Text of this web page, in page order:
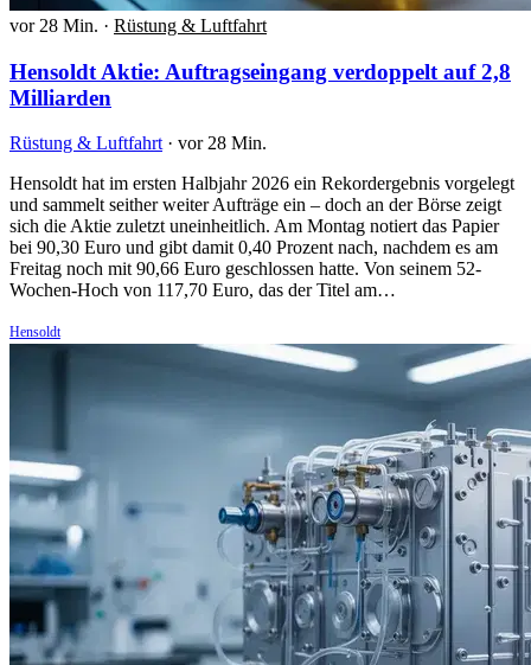
vor 28 Min. · Rüstung & Luftfahrt
Hensoldt Aktie: Auftragseingang verdoppelt auf 2,8
Milliarden
Rüstung & Luftfahrt · vor 28 Min.
Hensoldt hat im ersten Halbjahr 2026 ein Rekordergebnis vorgelegt
und sammelt seither weiter Aufträge ein – doch an der Börse zeigt
sich die Aktie zuletzt uneinheitlich. Am Montag notiert das Papier
bei 90,30 Euro und gibt damit 0,40 Prozent nach, nachdem es am
Freitag noch mit 90,66 Euro geschlossen hatte. Von seinem 52-
Wochen-Hoch von 117,70 Euro, das der Titel am…
Hensoldt